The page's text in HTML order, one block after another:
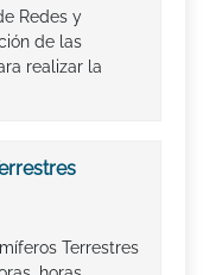
Redes y
de las
realizar la
Terrestres